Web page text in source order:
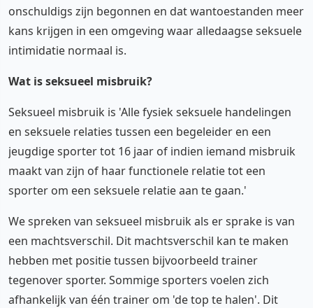
onschuldigs zijn begonnen en dat wantoestanden meer
kans krijgen in een omgeving waar alledaagse seksuele
intimidatie normaal is.
Wat is seksueel misbruik?
Seksueel misbruik is 'Alle fysiek seksuele handelingen
en seksuele relaties tussen een begeleider en een
jeugdige sporter tot 16 jaar of indien iemand misbruik
maakt van zijn of haar functionele relatie tot een
sporter om een seksuele relatie aan te gaan.'
We spreken van seksueel misbruik als er sprake is van
een machtsverschil. Dit machtsverschil kan te maken
hebben met positie tussen bijvoorbeeld trainer
tegenover sporter. Sommige sporters voelen zich
afhankelijk van één trainer om 'de top te halen'. Dit